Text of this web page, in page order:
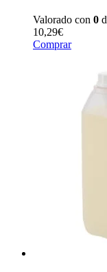
Valorado con 0
10,29€
Comprar